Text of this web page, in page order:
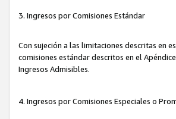
3. Ingresos por Comisiones Estándar
Con sujeción a las limitaciones descritas en
comisiones estándar descritos en el
Ingresos Admisibles.
4. Ingresos por Comisiones Especiales o